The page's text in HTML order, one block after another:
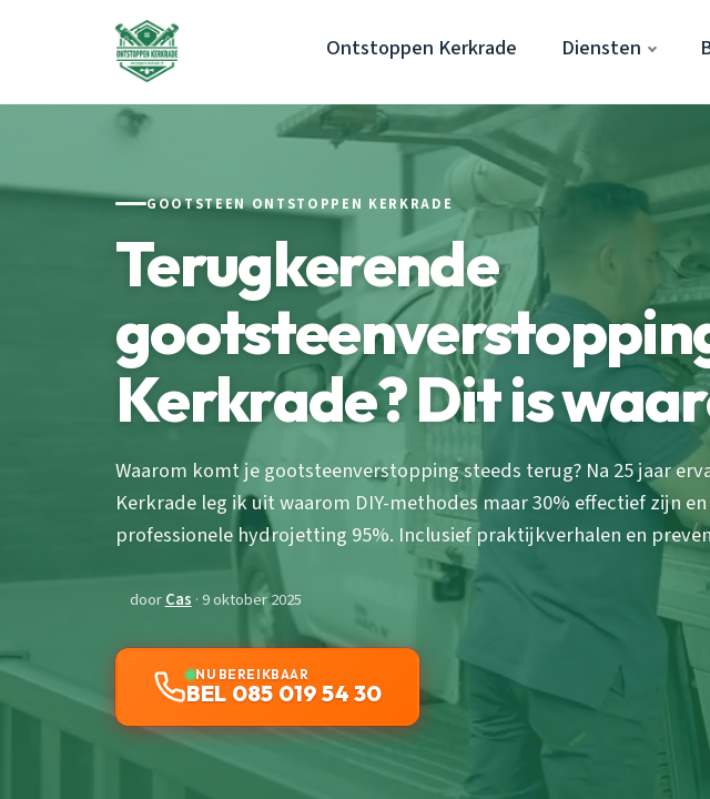
Ontstoppen Kerkrade Diensten
GOOTSTEEN ONTSTOPPEN KERKRADE
Terugkerende
Kerkrade? Dit is
Waarom komt je gootsteenverstopping steeds terug? Na 25 jaar
Kerkrade leg ik uit waarom DIY-methodes maar 30% effectief zijn en
professionele hydrojetting 95%. Inclusief praktijkverhalen en
doorCas · 9 oktober 2025
NU BEREIKBAAR
BEL 085 019 54 30